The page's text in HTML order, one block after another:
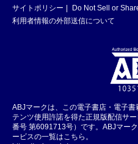
サイトポリシー
Do Not Sell or
利用者情報の外部送信について
ABJマークは、この電子書店・電子
テンツ使用許諾を得た正規版配信サ
番号 第6091713号）です。ABJマー
ービスの一覧はこちら。